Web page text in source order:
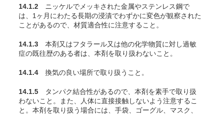
14.1.2 ニッケルでメッキされた金属やステンレス鋼で
は、1ヶ月にわたる長期の浸漬でわずかに変色が観察された
ことがあるので、材質適合性に注意すること 。
14.1.3 本剤又はフタラール又は他の化学物質に対し過敏
症の既往歴のある者は、本剤を取り扱わないこと。
14.1.4 換気の良い場所で取り扱うこと。
14.1.5 タンパク結合性があるので、本剤を素手で取り扱
わないこと。また、人体に直接接触しないよう注意するこ
と。本剤を取り扱う場合には、手袋、ゴーグル、マスク、